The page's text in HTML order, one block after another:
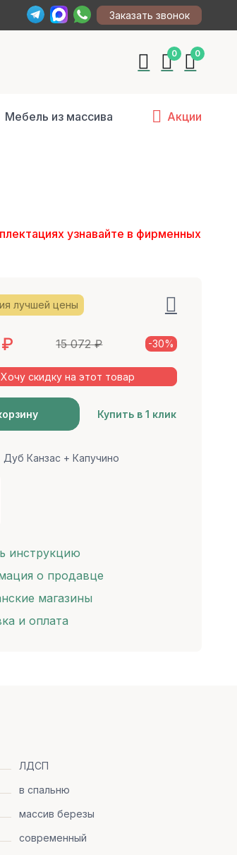
Заказать звонок
0 0
Мебель из массива Акции
узнавайте в фирменных
лучшей цены
₽ 15 072₽ -30%
скидку на этот товар
Купить в 1 клик
Дуб Канзас + Капучино
инструкцию
о продавце
магазины
и оплата
ЛДСП
в спальню
массив березы
современный